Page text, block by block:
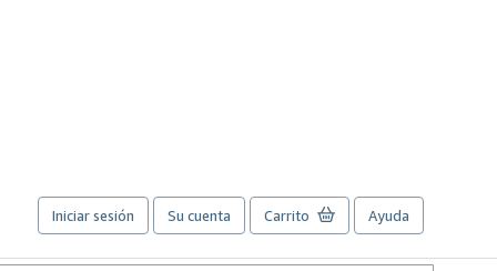
Iniciar sesión Su cuenta Carrito Ayuda